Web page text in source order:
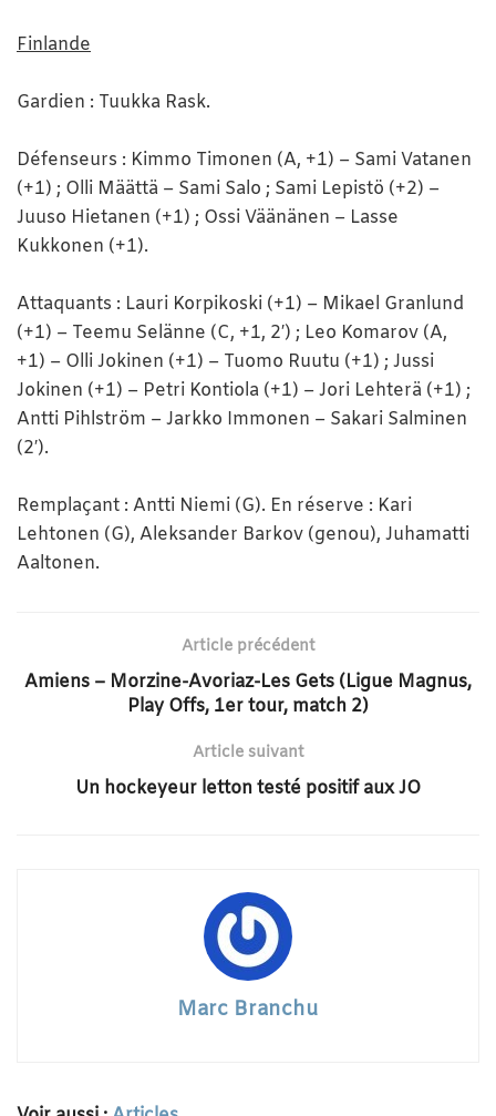
Finlande
Gardien : Tuukka Rask.
Défenseurs : Kimmo Timonen (A, +1) – Sami Vatanen
(+1) ; Olli Määttä – Sami Salo ; Sami Lepistö (+2) –
Juuso Hietanen (+1) ; Ossi Väänänen – Lasse
Kukkonen (+1).
Attaquants : Lauri Korpikoski (+1) – Mikael Granlund
(+1) – Teemu Selänne (C, +1, 2′) ; Leo Komarov (A,
+1) – Olli Jokinen (+1) – Tuomo Ruutu (+1) ; Jussi
Jokinen (+1) – Petri Kontiola (+1) – Jori Lehterä (+1) ;
Antti Pihlström – Jarkko Immonen – Sakari Salminen
(2′).
Remplaçant : Antti Niemi (G). En réserve : Kari
Lehtonen (G), Aleksander Barkov (genou), Juhamatti
Aaltonen.
Article précédent
Amiens – Morzine-Avoriaz-Les Gets (Ligue Magnus,
Play Offs, 1er tour, match 2)
Article suivant
Un hockeyeur letton testé positif aux JO
Marc Branchu